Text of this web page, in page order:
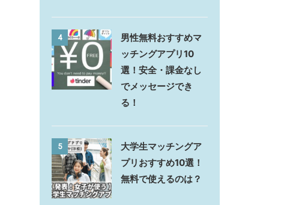
4
男性無料おすすめマ
ッチングアプリ10
選！安全・課金なし
でメッセージでき
る！
5
大学生マッチングア
プリおすすめ10選！
無料で使えるのは？